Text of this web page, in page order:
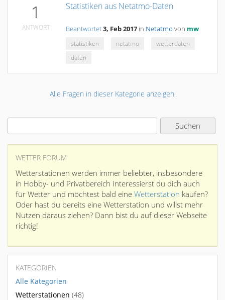
1
ANTWORT
Statistiken aus Netatmo-Daten
Beantwortet3, Feb 2017 in Netatmo von mw
statistiken
netatmo
wetterdaten
daten
Alle Fragen in dieser Kategorie anzeigen .
WETTER FORUM
Wetterstationen werden immer beliebter, insbesondere
in Hobby- und Privatbereich Interessierst du dich auch
für Wetter und möchtest bald eine Wetterstation kaufen?
Oder hast du bereits eine Wetterstation und willst mehr
Nutzen daraus ziehen? Dann bist du auf dieser Webseite
richtig!
KATEGORIEN
Alle Kategorien
Wetterstationen (48)